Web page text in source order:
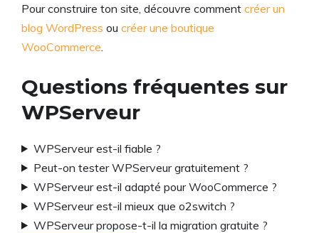
Pour construire ton site, découvre comment créer un
blog WordPress ou créer une boutique
WooCommerce
Questions fréquentes sur
WPServeur
WPServeur est-il fiable ?
Peut-on tester WPServeur gratuitement ?
WPServeur est-il adapté pour WooCommerce ?
WPServeur est-il mieux que o2switch ?
WPServeur propose-t-il la migration gratuite ?